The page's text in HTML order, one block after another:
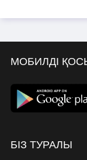
МОБИЛДІ
БІЗ ТУРАЛЫ